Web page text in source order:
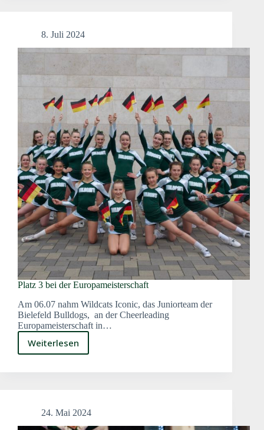
8. Juli 2024
Platz 3 bei der Europameisterschaft
Am 06.07 nahm Wildcats Iconic, das Juniorteam der
Bielefeld Bulldogs, an der Cheerleading
Europameisterschaft in…
Weiterlesen
Platz
bei
24. Mai 2024